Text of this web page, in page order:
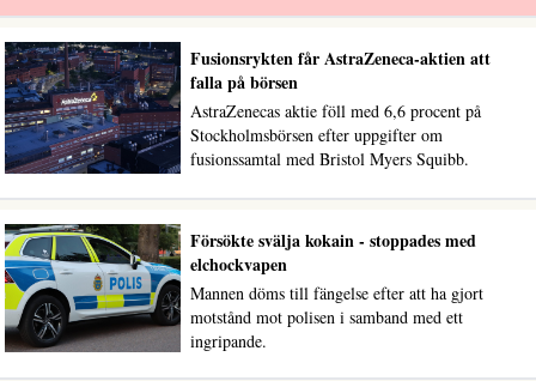
Fusionsrykten får AstraZeneca-aktien att
falla på börsen
AstraZenecas aktie föll med 6,6 procent på
Stockholmsbörsen efter uppgifter om
fusionssamtal med Bristol Myers Squibb.
Försökte svälja kokain - stoppades med
elchockvapen
Mannen döms till fängelse efter att ha gjort
motstånd mot polisen i samband med ett
ingripande.